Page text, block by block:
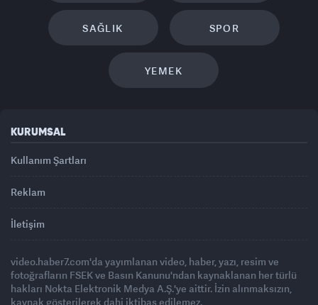
SAĞLIK SPOR
YEMEK
KURUMSAL
Kullanım Şartları
Reklam
İletişim
video.haber7.com'da yayımlanan video, haber, yazı, resim ve
fotoğrafların FSEK ve Basın Kanunu'ndan kaynaklanan her türlü
hakları Nokta Elektronik Medya A.Ş.'ye aittir. İzin alınmaksızın,
kaynak gösterilerek dahi iktibas edilemez.